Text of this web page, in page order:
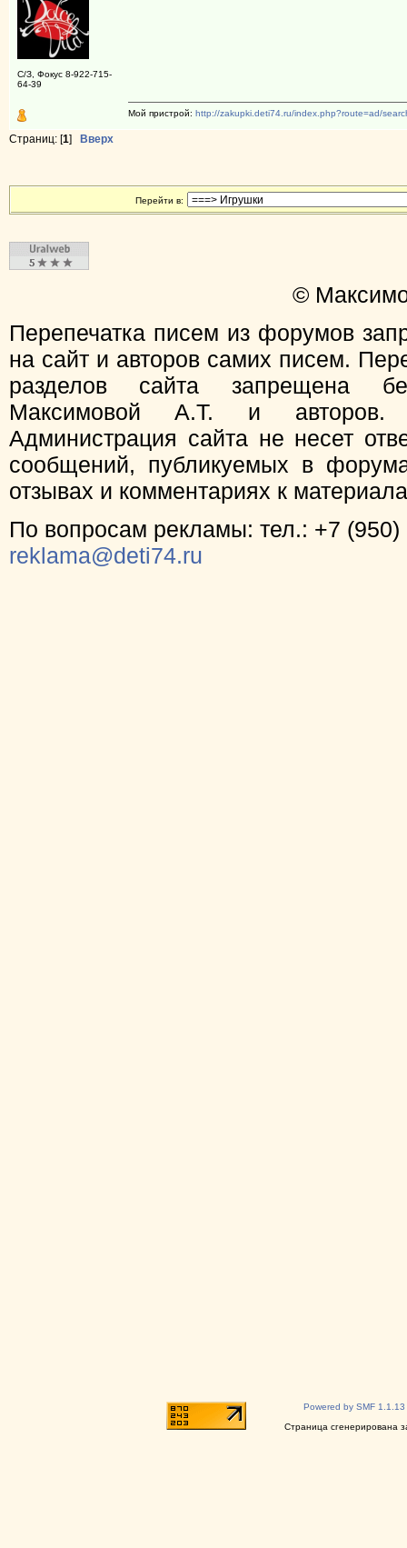
С/З, Фокус 8-922-715-
64-39
Мой пристрой: http://zakupki.deti74.ru/index.php?route=ad/
Страниц: [1] Вверх
Перейти в:
©
Перепечатка писем из форумов
на сайт и авторов самих писем.
разделов сайта запрещена
Максимовой А.Т. и
Администрация сайта не несет
сообщений, публикуемых в
отзывах и комментариях к
По вопросам рекламы: тел.: +7 (950)
reklama@deti74.ru
Powered by SMF 1.1.13
Страница сгенерирована